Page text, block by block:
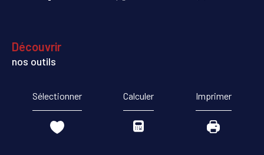
découvrir
nos outils
Sélectionner Calculer Imprimer